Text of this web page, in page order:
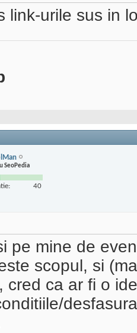
link-urile sus in
SeoPedia
40
pe mine de
scopul, si
cred ca ar fi o